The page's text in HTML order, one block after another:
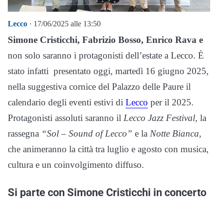
Lecco · 17/06/2025 alle 13:50
Simone Cristicchi, Fabrizio Bosso, Enrico Rava e
non solo saranno i protagonisti dell’estate a Lecco. È
stato infatti presentato oggi, martedì 16 giugno 2025,
nella suggestiva cornice del Palazzo delle Paure il
calendario degli eventi estivi di Lecco per il 2025.
Protagonisti assoluti saranno il Lecco Jazz Festival, la
rassegna “Sol – Sound of Lecco” e la Notte Bianca,
che animeranno la città tra luglio e agosto con musica,
cultura e un coinvolgimento diffuso.
Si parte con Simone Cristicchi in concerto